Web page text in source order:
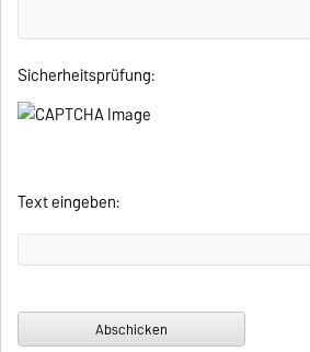
Sicherheitsprüfung:
Text eingeben: